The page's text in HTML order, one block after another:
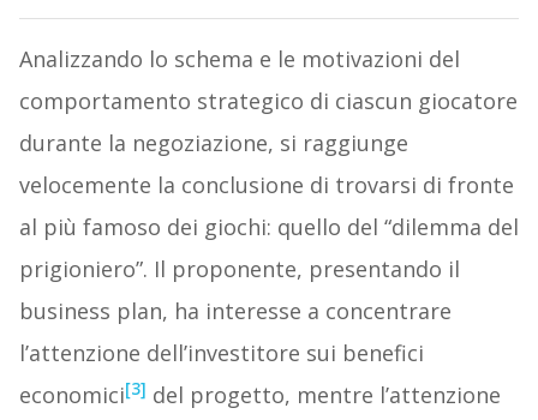
Analizzando lo schema e le motivazioni del
comportamento strategico di ciascun giocatore
durante la negoziazione, si raggiunge
velocemente la conclusione di trovarsi di fronte
al più famoso dei giochi: quello del “dilemma del
prigioniero”. Il proponente, presentando il
business plan, ha interesse a concentrare
l’attenzione dell’investitore sui benefici
economici[3] del progetto, mentre l’attenzione